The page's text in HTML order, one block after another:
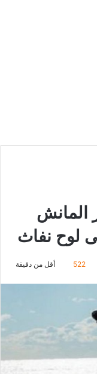
المانش
لوح نفاث
522 أقل من دقيقة